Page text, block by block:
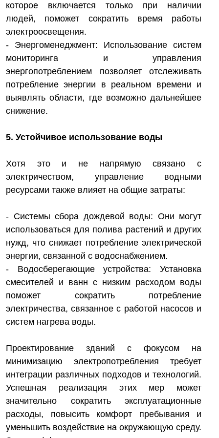
которое включается только при наличии
людей, поможет сократить время работы
электроосвещения.
- Энергоменеджмент: Использование систем
мониторинга и управления
энергопотреблением позволяет отслеживать
потребление энергии в реальном времени и
выявлять области, где возможно дальнейшее
снижение.
5. Устойчивое использование воды
Хотя это и не напрямую связано с
электричеством, управление водными
ресурсами также влияет на общие затраты:
- Системы сбора дождевой воды: Они могут
использоваться для полива растений и других
нужд, что снижает потребление электрической
энергии, связанной с водоснабжением.
- Водосберегающие устройства: Установка
смесителей и ванн с низким расходом воды
поможет сократить потребление
электричества, связанное с работой насосов и
систем нагрева воды.
Проектирование зданий с фокусом на
минимизацию электропотребления требует
интеграции различных подходов и технологий.
Успешная реализация этих мер может
значительно сократить эксплуатационные
расходы, повысить комфорт пребывания и
уменьшить воздействие на окружающую среду.